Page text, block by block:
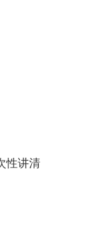
性讲清